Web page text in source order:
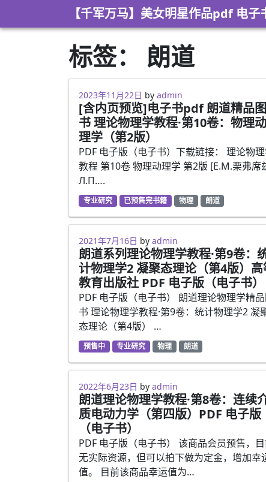
【千军万马】美女明星作品pdf 电子
标签： 朗道
2023年5月6日
2023年11月22日 by admin
[含内页预览]电子书pdf 朗道精品图
书 理论物理学教程·第10卷：物理动
理学（第2版）
PDF 电子版（电子书）下载链接： 理论物
教程 第10卷 物理动理学 第2版 [E.M.栗弗席
Л.П….
专业研究 已预售完书籍 物理 朗道
2021年7月16日
2021年7月16日 by admin
朗道系列理论物理学教程·第9卷：
计物理学2 凝聚态理论（第4版）
教育出版社 PDF 电子版（电子书）
PDF 电子版（电子书） 朗道理论物理学精
书 理论物理学教程·第9卷：统计物理学2 凝
态理论（第4版） …
预售中 专业研究 物理 朗道
2021年7月16日
2022年6月23日 by admin
朗道理论物理学教程·第8卷：连续
质电动力学（第四版）PDF 电子版
（电子书）
PDF 电子版（电子书） 该商品会员预售，
无实际资源，但可以拍下做为定金，增加幸
值。 目前该商品幸运值为…